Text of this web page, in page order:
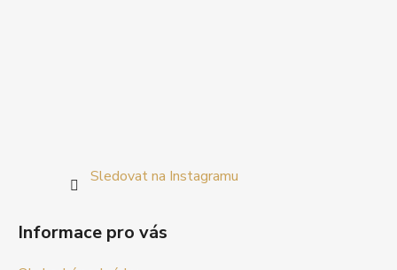
Sledovat na Instagramu
Informace pro vás